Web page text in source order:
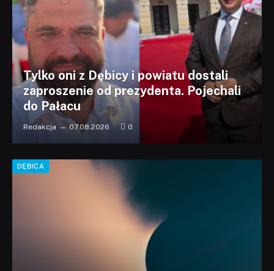
Tylko oni z Dębicy i powiatu dostali
zaproszenie od prezydenta. Pojechali
do Pałacu
Redakcja 07.08.2026 0
DĘBICA